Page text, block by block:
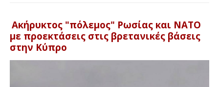
Ακήρυκτος "πόλεμος" Ρωσίας και ΝΑΤΟ
με προεκτάσεις στις βρετανικές βάσεις
στην Κύπρο